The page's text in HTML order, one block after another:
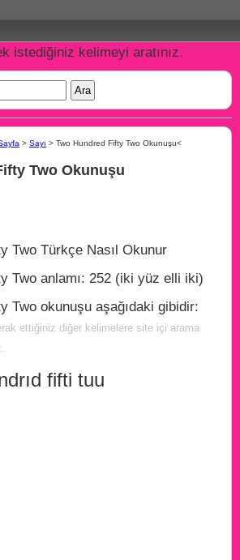
istediğiniz kelimeyi aratınız.
> Sayı > Two Hundred Fifty Two Okunuşu<
Two Okunuşu
Two Türkçe Nasıl Okunur
Two anlamı: 252 (iki yüz elli iki)
Two okunuşu aşağıdaki gibidir:
ettiğiniz diğer kelimelere site içi arama
fifti tuu